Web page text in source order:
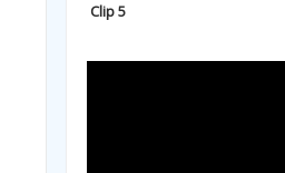
Clip 5